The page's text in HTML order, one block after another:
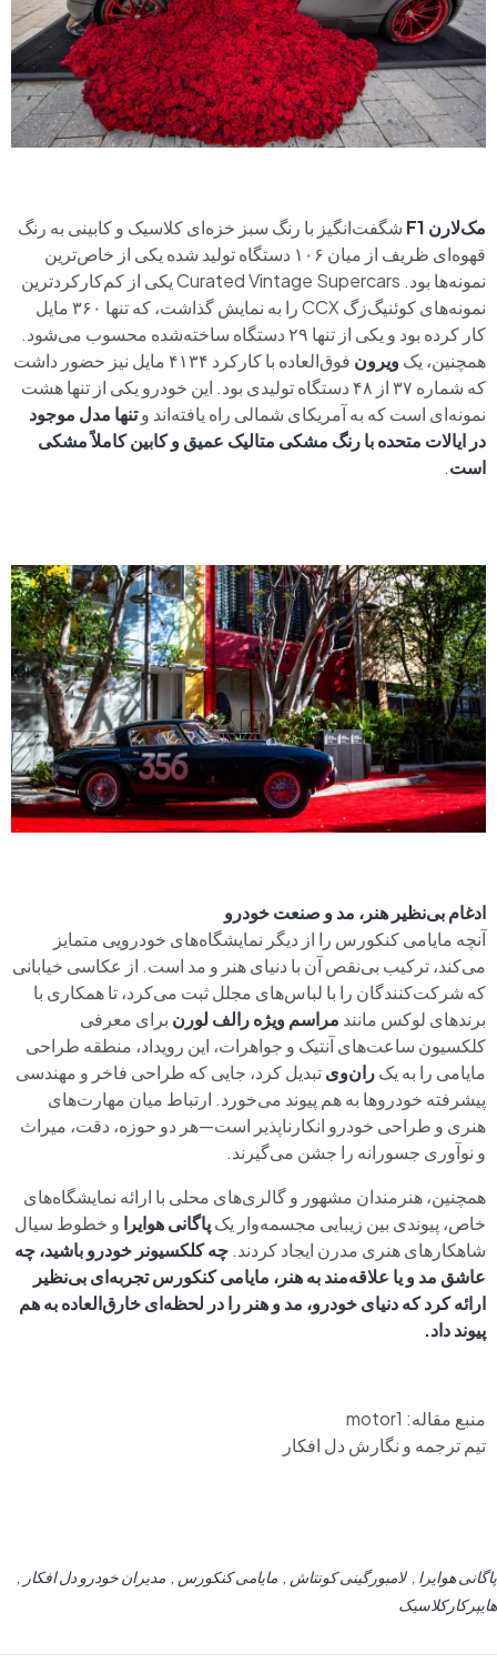
مک‌لارن F1
شگفت‌انگیز با رنگ سبز خزه‌ای کلاسیک و کابینی به رنگ
قهوه‌ای ظریف از میان ۱۰۶ دستگاه تولید شده یکی از خاص‌ترین
نمونه‌ها بود. Curated Vintage Supercars یکی از کم‌کارکردترین
نمونه‌های کوئنیگ‌زگ CCX را به نمایش گذاشت، که تنها ۳۶۰ مایل
کار کرده بود و یکی از تنها ۲۹ دستگاه ساخته‌شده محسوب می‌شود.
همچنین، یکویرون
فوق‌العاده با کارکرد ۴۱۳۴ مایل نیز حضور داشت
که شماره ۳۷ از ۴۸ دستگاه تولیدی بود. این خودرو یکی از تنها هشت
نمونه‌ای است که به آمریکای شمالی راه یافته‌اند وتنها مدل موجود
در ایالات متحده با رنگ مشکی متالیک عمیق و کابین کاملاً مشکی
است.
ادغام بی‌نظیر هنر، مد و صنعت خودرو
آنچه مایامی کنکورس را از دیگر نمایشگاه‌های خودرویی متمایز
می‌کند، ترکیب بی‌نقص آن با دنیای هنر و مد است. از عکاسی خیابانی
که شرکت‌کنندگان را با لباس‌های مجلل ثبت می‌کرد، تا همکاری با
برندهای لوکس مانند مراسم ویژه رالف لورن برای معرفی
کلکسیون ساعت‌های آنتیک و جواهرات، این رویداد، منطقه طراحی
مایامی را به یکران‌ویتبدیل کرد، جایی که طراحی فاخر و مهندسی
پیشرفته خودروها به هم پیوند می‌خورد. ارتباط میان مهارت‌های
هنری و طراحی خودرو انکارناپذیر است—هر دو حوزه، دقت، میراث
و نوآوری جسورانه را جشن می‌گیرند.
همچنین، هنرمندان مشهور و گالری‌های محلی با ارائه نمایشگاه‌های
خاص، پیوندی بین زیبایی مجسمه‌وار یکپاگانی هوایرا و خطوط سیال
شاهکارهای هنری مدرن ایجاد کردند. چه کلکسیونر خودرو باشید، چه
عاشق مد و یا علاقه‌مند به هنر، مایامی کنکورس تجربه‌ای بی‌نظیر
ارائه کرد که دنیای خودرو، مد و هنر را در لحظه‌ای خارق‌العاده به هم
پیوند داد.
منبع مقاله: motor1
تیم ترجمه و نگارش دل افکار
پاگانی هوایرا لامبورگینی کونتاش مایامی کنکورس
مدیران خودرو دل افکار
هایپرکارکلاسیک